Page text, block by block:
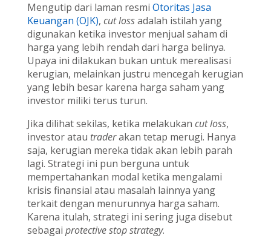
Mengutip dari laman resmi Otoritas Jasa
Keuangan (OJK), cut lossadalah istilah yang
digunakan ketika investor menjual saham di
harga yang lebih rendah dari harga belinya.
Upaya ini dilakukan bukan untuk merealisasi
kerugian, melainkan justru mencegah kerugian
yang lebih besar karena harga saham yang
investor miliki terus turun.
Jika dilihat sekilas, ketika melakukan cut loss,
investor atau traderakan tetap merugi. Hanya
saja, kerugian mereka tidak akan lebih parah
lagi. Strategi ini pun berguna untuk
mempertahankan modal ketika mengalami
krisis finansial atau masalah lainnya yang
terkait dengan menurunnya harga saham.
Karena itulah, strategi ini sering juga disebut
sebagai protective stop strategy.